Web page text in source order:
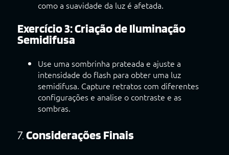
como a suavidade da luz é afetada.
Exercício 3: Criação de Iluminação
Semidifusa
Use uma sombrinha prateada e ajuste a
intensidade do flash para obter uma luz
semidifusa. Capture retratos com diferentes
configurações e analise o contraste e as
sombras.
7.Considerações Finais